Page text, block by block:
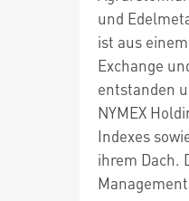
und
ist aus
Exchange
entstanden
NYMEX
Indexes
ihrem Dach.